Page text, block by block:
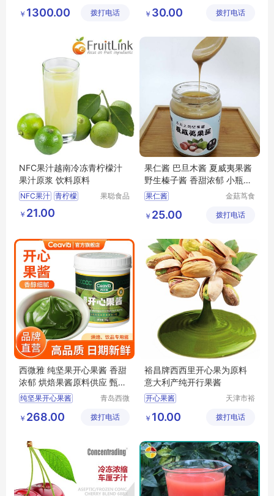
胡萝卜原浆生产厂家
公司
￥ 1300.00 拨打电话
芒果浆
限公司
￥ 30.00 拨打电话
NFC果汁越南冷冻青柠檬汁
果汁原浆 饮料原料
NFC果汁 青柠檬
饮品原料
越南
果聪食品
￥ 21.00
果仁酱 巴旦木酱 夏威夷果酱
野生榛子酱 香甜浓郁 小瓶包
装
果仁酱
金菇茑食
有限责任
￥ 25.00 拨打电话
西微雅 纯坚果开心果酱 香甜
浓郁 烘焙果酱原料供应 甄选
好料
纯坚果开心果酱
甄选好料
青岛西微
限公司
￥ 268.00 拨打电话
裕昌牌西西里开心果为原料
意大利产纯开行果酱
开心果酱
冰淇淋用果酱
天津市裕
展有限公
￥ 10.00 拨打电话